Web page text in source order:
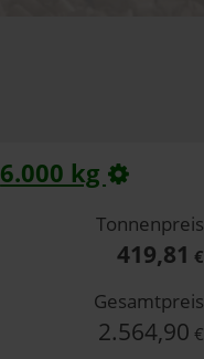
6.000 kg
Tonnenpreis
419,81 €
Gesamtpreis
2.564,90 €